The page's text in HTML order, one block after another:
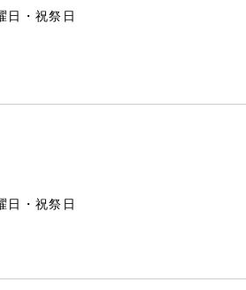
日・祝祭日
日・祝祭日